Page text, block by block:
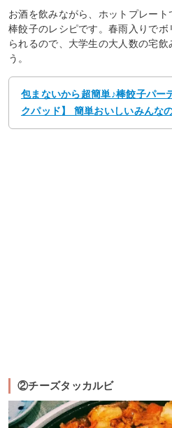
お酒を飲みながら、ホットプレー
棒餃子のレシピです。春雨入りで
られるので、大学生の大人数の宅
う。
包まないから超簡単♪棒餃子パー
クパッド】 簡単おいしいみんな
②チーズタッカルビ